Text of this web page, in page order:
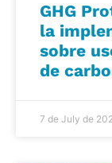
GHG
la
sobre
de
7 de July de